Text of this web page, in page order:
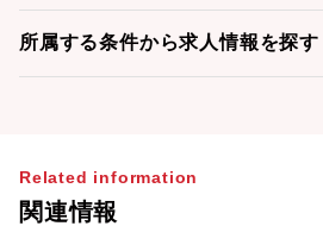
所属する条件から求人情報を探す
Related information
関連情報